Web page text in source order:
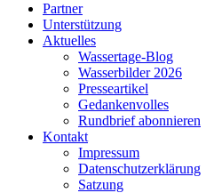
Partner
Unterstützung
Aktuelles
Wassertage-Blog
Wasserbilder 2026
Presseartikel
Gedankenvolles
Rundbrief abonnieren
Kontakt
Impressum
Datenschutzerklärung
Satzung